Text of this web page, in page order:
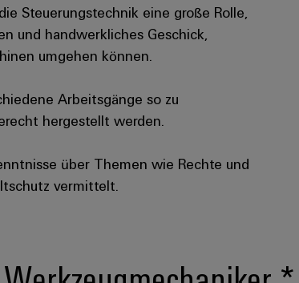
Steuerungstechnik eine große Rolle,
und handwerkliches Geschick,
umgehen können.
Arbeitsgänge so zu
hergestellt werden.
über Themen wie Rechte und
vermittelt.